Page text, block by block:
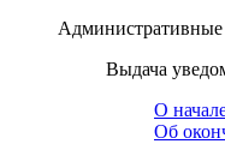
Административные
Выдача
О
Об